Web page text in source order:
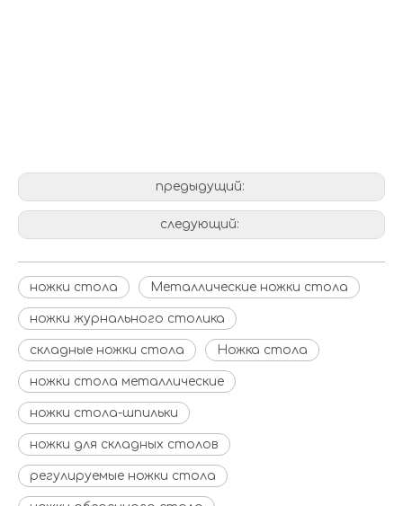
предыдущий:
следующий:
ножки стола Металлические ножки стола
ножки журнального столика
складные ножки стола Ножка стола
ножки стола металлические
ножки стола-шпильки
ножки для складных столов
регулируемые ножки стола